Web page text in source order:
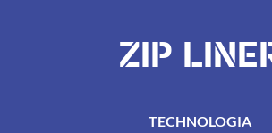
ZIP
TECHNOLOGIA